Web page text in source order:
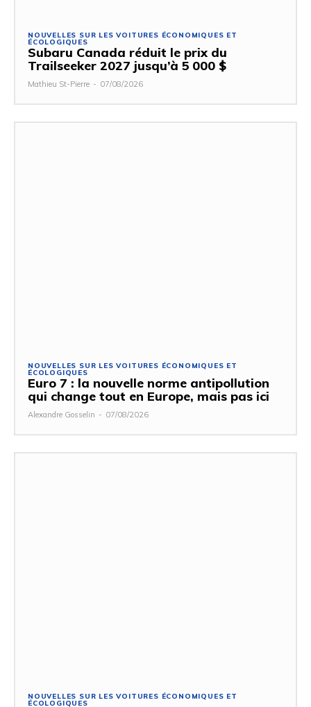
NOUVELLES SUR LES VOITURES ÉCONOMIQUES ET
ÉCOLOGIQUES
Subaru Canada réduit le prix du
Trailseeker 2027 jusqu’à 5 000 $
Mathieu St-Pierre - 07/08/2026
NOUVELLES SUR LES VOITURES ÉCONOMIQUES ET
ÉCOLOGIQUES
Euro 7 : la nouvelle norme antipollution
qui change tout en Europe, mais pas ici
Alexandre Gosselin - 07/08/2026
NOUVELLES SUR LES VOITURES ÉCONOMIQUES ET
ÉCOLOGIQUES